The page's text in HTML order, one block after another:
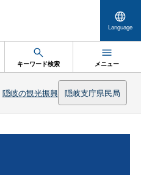
Language
キーワード検索 メニュー
隠岐の観光振興 隠岐支庁県民局